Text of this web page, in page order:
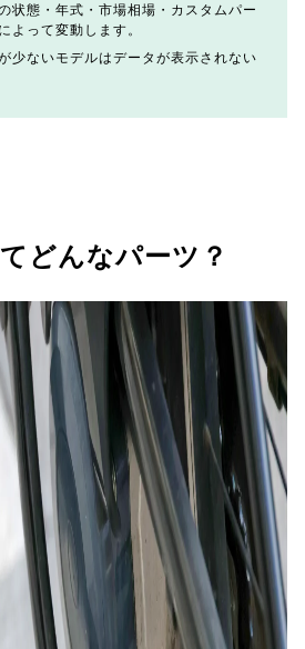
状態・年式・市場相場・カスタムパー
よって変動します。
少ないモデルはデータが表示されない
どんなパーツ？